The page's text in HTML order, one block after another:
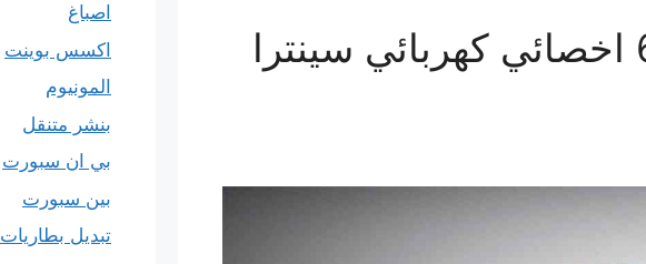
تصليح سينترا 69622745 اخصائي كهربائي سينترا
اصباغ
اكسس بوينت
المونيوم
بنشر متنقل
بي ان سبورت
بين سبورت
تبديل بطاريات